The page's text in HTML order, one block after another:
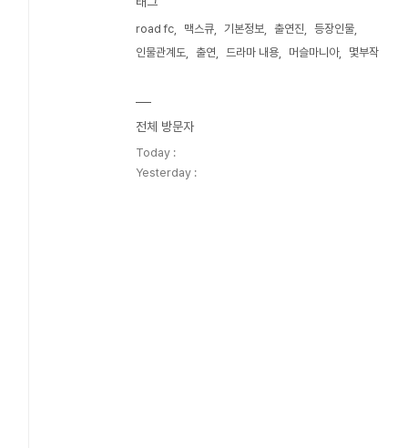
road fc 맥스큐 기본정보 출연진
등장인물
인물관계도
출연 드라마 내용 머슬마니아 몇부작
전체 방문자
Today :
Yesterday :